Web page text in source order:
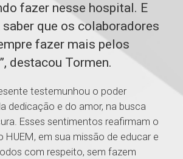
fazer nesse hospital. E
saber que os colaboradores
fazer mais pelos
destacou Tormen.
testemunhou o poder
dedicação e do amor, na busca
Esses sentimentos reafirmam o
HUEM, em sua missão de educar e
com respeito, sem fazem